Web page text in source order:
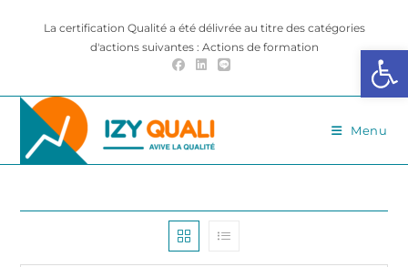
La certification Qualité a été délivrée au titre des catégories
d'actions suivantes : Actions de formation
Menu
Ouvrir la barre d’outils